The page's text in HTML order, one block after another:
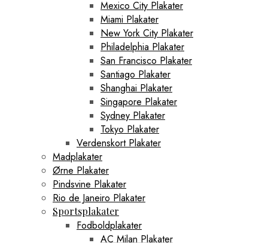
Mexico City Plakater
Miami Plakater
New York City Plakater
Philadelphia Plakater
San Francisco Plakater
Santiago Plakater
Shanghai Plakater
Singapore Plakater
Sydney Plakater
Tokyo Plakater
Verdenskort Plakater
Madplakater
Ørne Plakater
Pindsvine Plakater
Rio de Janeiro Plakater
Sportsplakater
Fodboldplakater
AC Milan Plakater